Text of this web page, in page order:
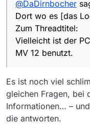
@DaDirnbocher
Dort wo es [das
Zum Threadtitel:
Vielleicht ist der
MV 12 benutzt.
Es ist noch viel
gleichen Fragen, bei
Informationen… –
die antworten.